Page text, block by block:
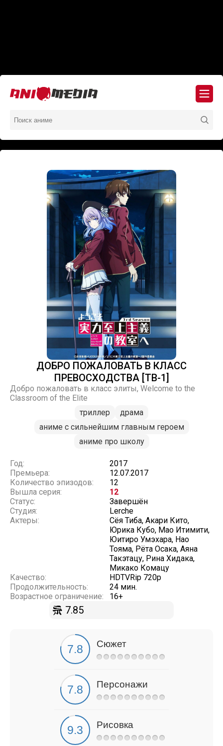
ДОБРО ПОЖАЛОВАТЬ В КЛАСС
ПРЕВОСХОДСТВА [ТВ-1]
Добро пожаловать в класс элиты, Welcome to the
Classroom of the Elite
триллер
драма
аниме с сильнейшим главным героем
аниме про школу
Год:
2017
Премьера:
12.07.2017
Количество эпизодов:
12
Вышла серия:
12
Статус:
Завершён
Студия:
Lerche
Актеры:
Сёя Тиба, Акари Кито,
Юрика Кубо, Мао Итимити,
Юитиро Умэхара, Нао
Тояма, Рёта Осака, Аяна
Такэтацу, Рина Хидака,
Микако Комацу
Качество:
HDTVRip 720p
Продолжительность:
24 мин.
Возрастное ограничение:
16+
7.85
Сюжет
Персонажи
Рисовка